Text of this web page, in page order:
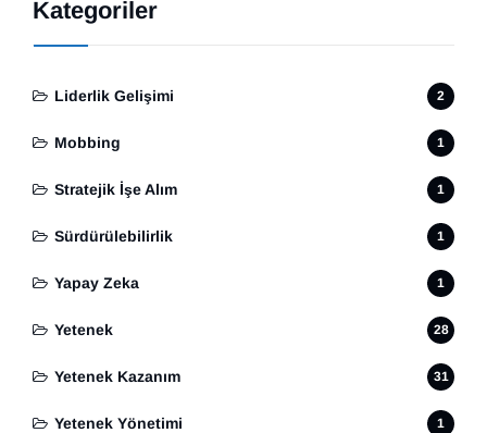
Kategoriler
Liderlik Gelişimi 2
Mobbing 1
Stratejik İşe Alım 1
Sürdürülebilirlik 1
Yapay Zeka 1
Yetenek 28
Yetenek Kazanım 31
Yetenek Yönetimi 1